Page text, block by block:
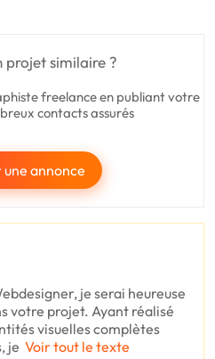
projet similaire ?
freelance en publiant votre
contacts assurés
annonce
je serai heureuse
votre projet. Ayant réalisé
visuelles complètes
je Voir tout le texte